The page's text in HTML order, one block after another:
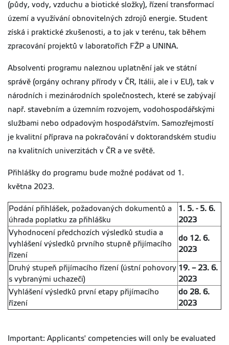
(půdy, vody, vzduchu a biotické složky), řízení transformací
území a využívání obnovitelných zdrojů energie. Student
získá i praktické zkušenosti, a to jak v terénu, tak během
zpracování projektů v laboratořích FŽP a UNINA.
Absolventi programu naleznou uplatnění jak ve státní
správě (orgány ochrany přírody v ČR, Itálii, ale i v EU), tak v
národních i mezinárodních společnostech, které se zabývají
např. stavebním a územním rozvojem, vodohospodářskými
službami nebo odpadovým hospodářstvím. Samozřejmostí
je kvalitní příprava na pokračování v doktorandském studiu
na kvalitních univerzitách v ČR a ve světě.
Přihlášky do programu bude možné podávat od 1.
května 2023.
Podání přihlášek, požadovaných dokumentů a
úhrada poplatku za přihlášku
1. 5. - 5. 6.
2023
Vyhodnocení předchozích výsledků studia a
vyhlášení výsledků prvního stupně přijímacího
řízení
do 12. 6.
2023
Druhý stupeň přijímacího řízení (ústní pohovory
s vybranými uchazeči)
19. – 23. 6.
2023
Vyhlášení výsledků první etapy přijímacího
řízení
do 28. 6.
2023
Important: Applicants' competencies will only be evaluated